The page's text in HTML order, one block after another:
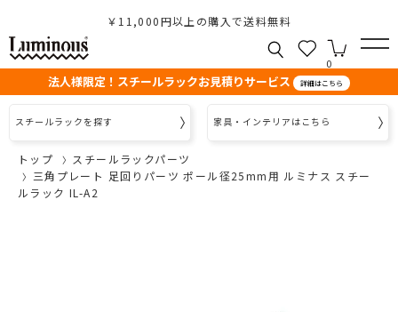
￥11,000円以上の購入で送料無料
0
法人様限定！スチールラックお見積りサービス 詳細はこちら
スチールラックを探す 家具・インテリアはこちら
トップ
スチールラックパーツ
三角プレート 足回りパーツ ポール径25mm用 ルミナス スチー
ルラック IL-A2